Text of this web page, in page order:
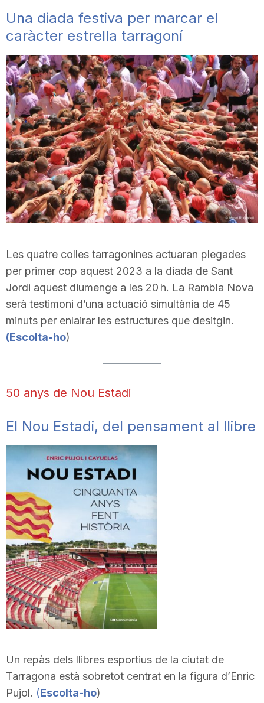
Una diada festiva per marcar el
caràcter estrella tarragoní
Les quatre colles tarragonines actuaran plegades
per primer cop aquest 2023 a la diada de Sant
Jordi aquest diumenge a les 20 h. La Rambla Nova
serà testimoni d’una actuació simultània de 45
minuts per enlairar les estructures que desitgin.
(Escolta-ho)
50 anys de Nou Estadi
El Nou Estadi, del pensament al llibre
Un repàs dels llibres esportius de la ciutat de
Tarragona està sobretot centrat en la figura d’Enric
Pujol. (Escolta-ho)